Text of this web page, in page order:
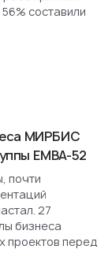
составили
МИРБИС
EMBA-52
почти
27
бизнеса
проектов перед